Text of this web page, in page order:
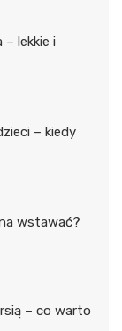
– lekkie i
– kiedy
wstawać?
– co warto